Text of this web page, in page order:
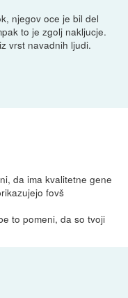
njegov oce je bil del
to je zgolj nakljucje.
vrst navadnih ljudi.
da ima kvalitetne gene
fovš
to pomeni, da so tvoji